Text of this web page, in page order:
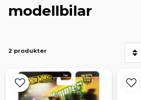
modellbilar
2 produkter